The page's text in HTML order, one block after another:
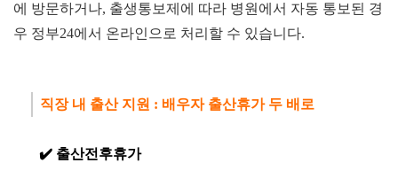
에 방문하거나, 출생통보제에 따라 병원에서 자동 통보된 경
우 정부24에서 온라인으로 처리할 수 있습니다.
직장 내 출산 지원 : 배우자 출산휴가 두 배로
✔️ 출산전후휴가